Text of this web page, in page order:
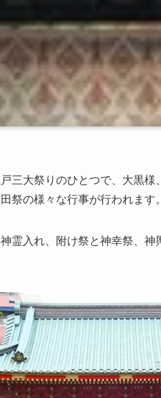
三大祭りのひとつで、大黒
祭の様々な行事が行われます。
霊入れ、附け祭と神幸祭、